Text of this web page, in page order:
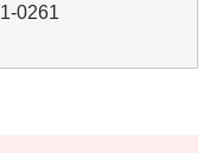
0261